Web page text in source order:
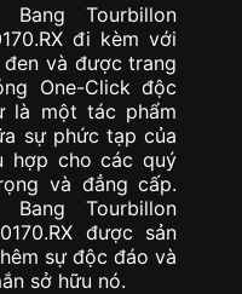
Tourbillon
đi kèm với
và được trang
One-Click độc
là một tác phẩm
sự phức tạp của
hợp cho các quý
và đẳng cấp.
Tourbillon
được sản
sự độc đáo và
sở hữu nó.